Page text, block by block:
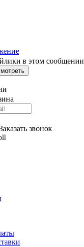
в этом сообщении
звонок